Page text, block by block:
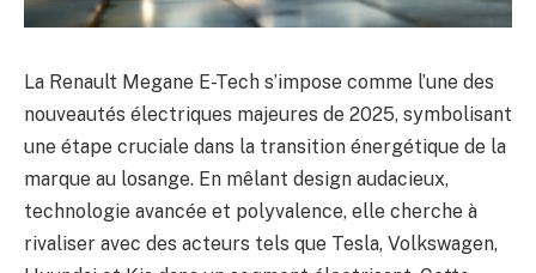
La Renault Megane E-Tech s’impose comme l’une des
nouveautés électriques majeures de 2025, symbolisant
une étape cruciale dans la transition énergétique de la
marque au losange. En mêlant design audacieux,
technologie avancée et polyvalence, elle cherche à
rivaliser avec des acteurs tels que Tesla, Volkswagen,